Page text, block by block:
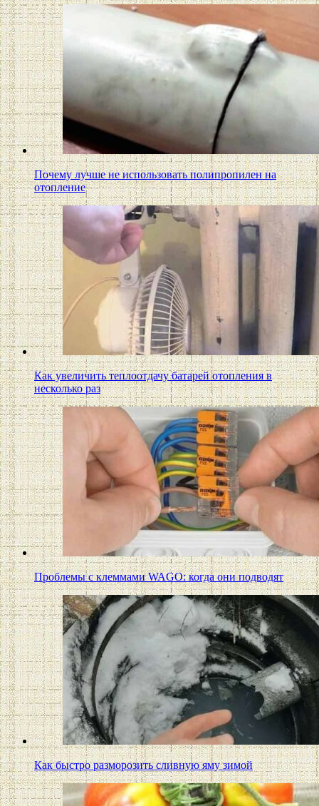
Почему лучше не использовать полипропилен на
отопление
Как увеличить теплоотдачу батарей отопления в
несколько раз
Проблемы с клеммами WAGO: когда они подводят
Как быстро разморозить сливную яму зимой